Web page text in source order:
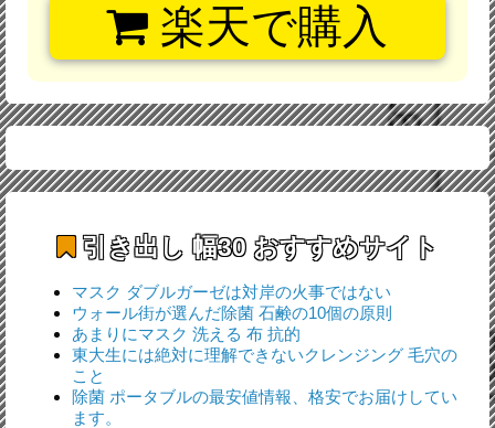
楽天で購入
引き出し 幅30おすすめサイト
マスク ダブルガーゼは対岸の火事ではない
ウォール街が選んだ除菌 石鹸の10個の原則
あまりにマスク 洗える 布 抗的
東大生には絶対に理解できないクレンジング 毛穴の
こと
除菌 ポータブルの最安値情報、格安でお届けしてい
ます。